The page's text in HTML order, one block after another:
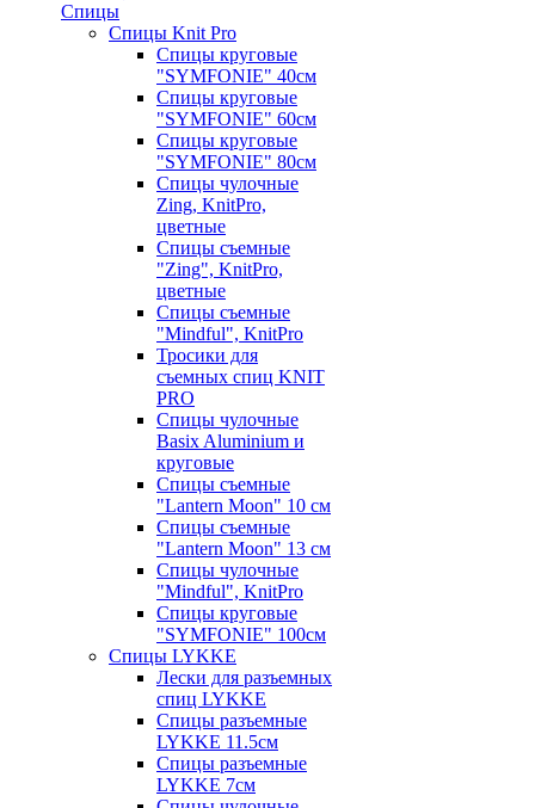
Спицы
Спицы Knit Pro
Спицы круговые
"SYMFONIE" 40см
Спицы круговые
"SYMFONIE" 60см
Спицы круговые
"SYMFONIE" 80см
Спицы чулочные
Zing, KnitPro,
цветные
Спицы съемные
"Zing", KnitPro,
цветные
Спицы съемные
"Mindful", KnitPro
Тросики для
съемных спиц KNIT
PRO
Спицы чулочные
Basix Aluminium и
круговые
Спицы съемные
"Lantern Moon" 10 см
Спицы съемные
"Lantern Moon" 13 см
Спицы чулочные
"Mindful", KnitPro
Спицы круговые
"SYMFONIE" 100см
Спицы LYKKE
Лески для разъемных
спиц LYKKE
Спицы разъемные
LYKKE 11.5см
Спицы разъемные
LYKKE 7см